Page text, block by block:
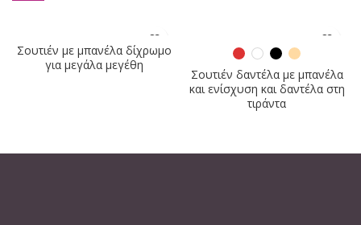
Σουτιέν με μπανέλα δίχρωμο
για μεγάλα μεγέθη
Σουτιέν δαντέλα με μπανέλα
και ενίσχυση και δαντέλα στη
τιράντα